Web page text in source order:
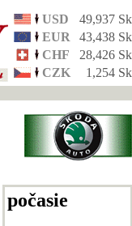
USD
49,937 Sk
EUR
43,438 Sk
CHF
28,426 Sk
CZK
1,254 Sk
počasie